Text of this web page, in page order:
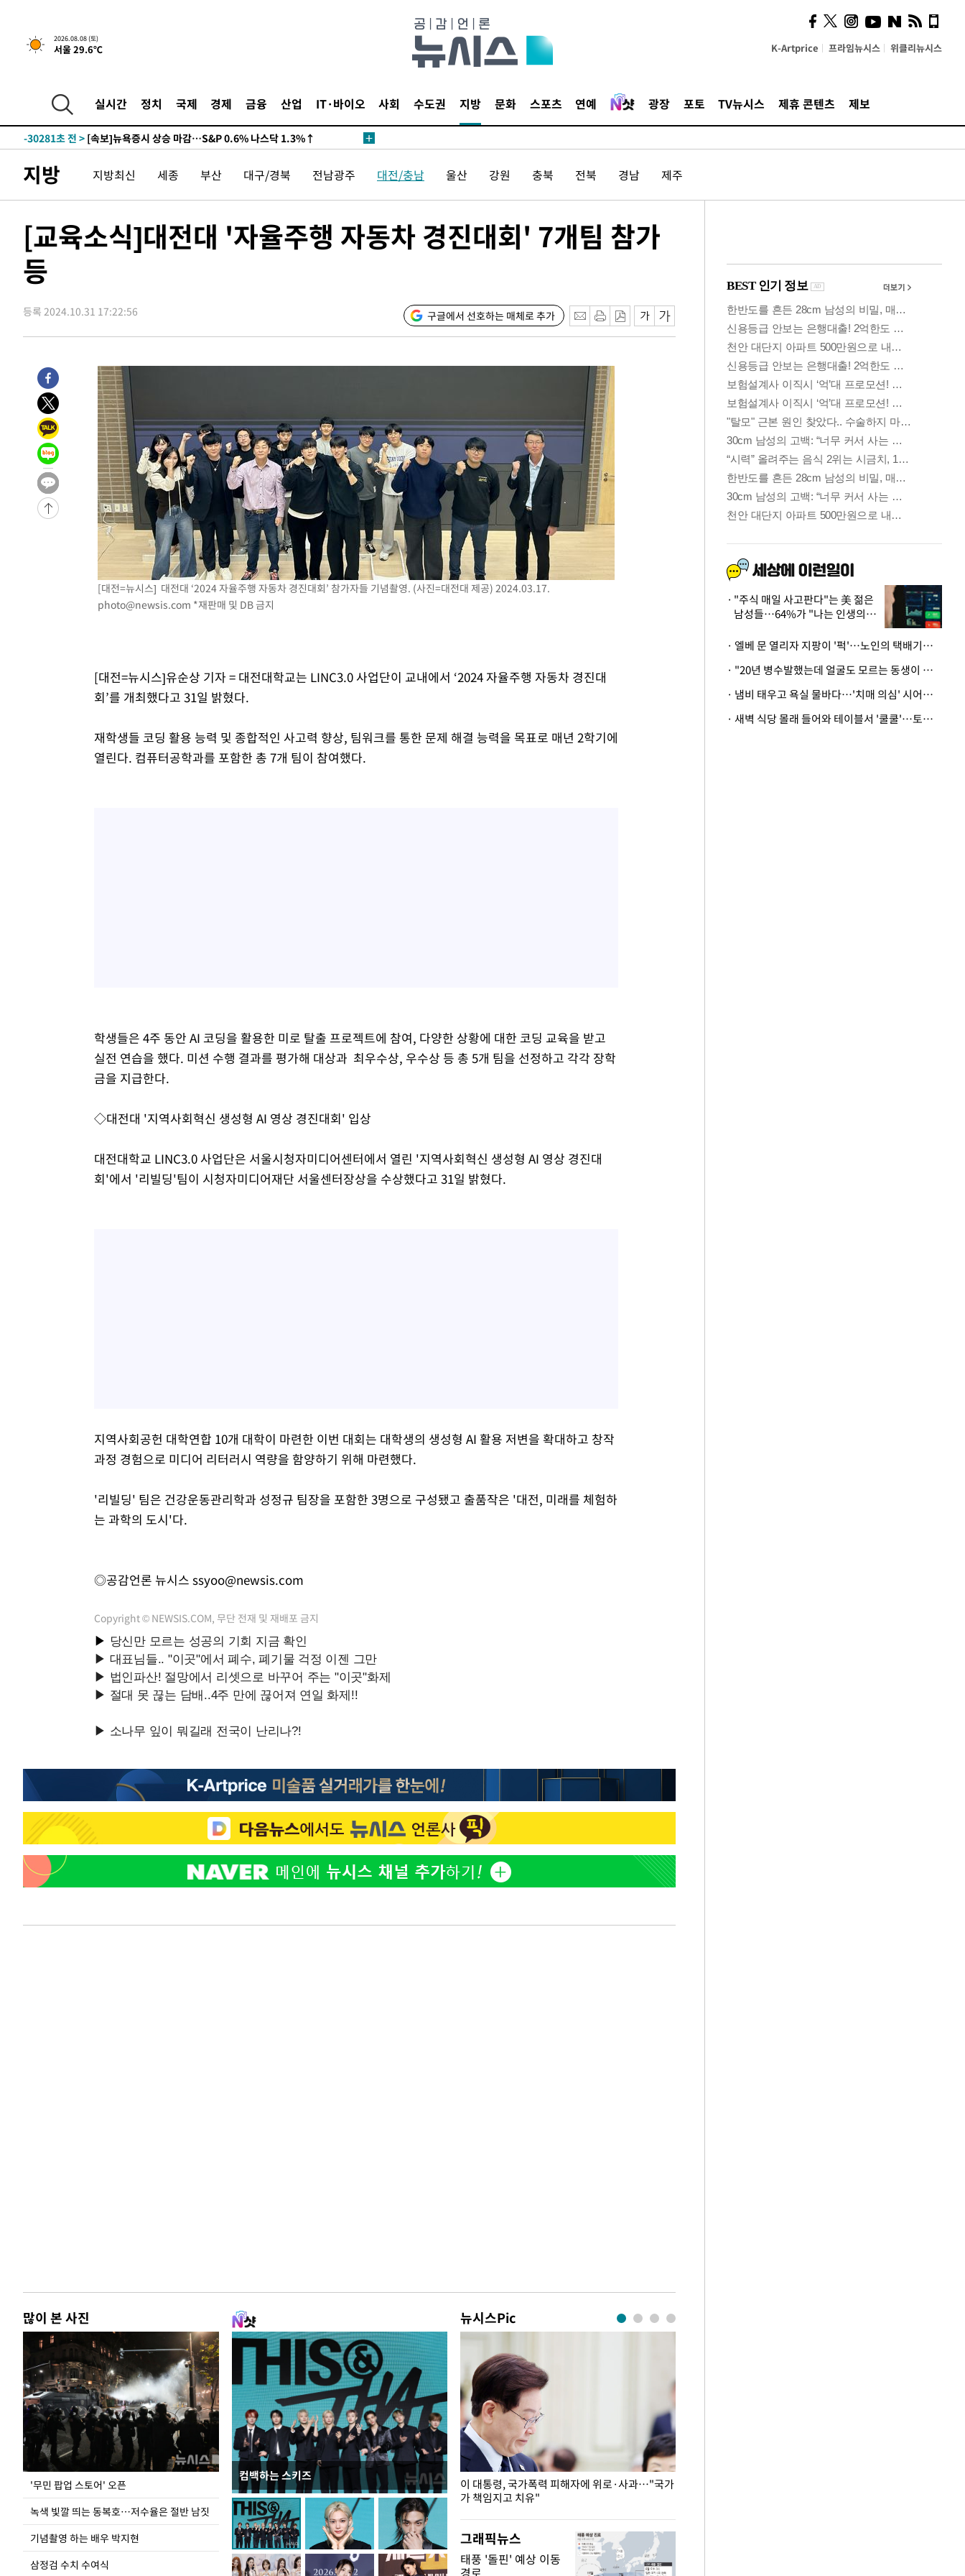
2026.08.08 (토)
서울 29.6℃ K-Artprice 프라임뉴시스 위클리뉴시스
실시간 정치 국제 경제 금융 산업 IT·바이오 사회 수도권 지방 문화 스포츠 연예 광장 포토 TV뉴시스 제휴 콘텐츠 제보
-30281초 전 > [속보]뉴욕증시 상승 마감…S&P 0.6% 나스닥 1.3%↑
지방 지방최신 세종 부산 대구/경북 전남광주 대전/충남 울산 강원 충북 전북 경남 제주
[교육소식]대전대 '자율주행 자동차 경진대회' 7개팀 참가
등
등록 2024.10.31 17:22:56 구글에서 선호하는 매체로 추가
[대전=뉴시스] 대전대 ‘2024 자율주행 자동차 경진대회’ 참가자들 기념촬영. (사진=대전대 제공) 2024.03.17.
photo@newsis.com *재판매 및 DB 금지
[대전=뉴시스]유순상 기자 = 대전대학교는 LINC3.0 사업단이 교내에서 ‘2024 자율주행 자동차 경진대
회’를 개최했다고 31일 밝혔다.
재학생들 코딩 활용 능력 및 종합적인 사고력 향상, 팀워크를 통한 문제 해결 능력을 목표로 매년 2학기에
열린다. 컴퓨터공학과를 포함한 총 7개 팀이 참여했다.
학생들은 4주 동안 AI 코딩을 활용한 미로 탈출 프로젝트에 참여, 다양한 상황에 대한 코딩 교육을 받고
실전 연습을 했다. 미션 수행 결과를 평가해 대상과 최우수상, 우수상 등 총 5개 팀을 선정하고 각각 장학
금을 지급한다.
◇대전대 '지역사회혁신 생성형 AI 영상 경진대회' 입상
대전대학교 LINC3.0 사업단은 서울시청자미디어센터에서 열린 '지역사회혁신 생성형 AI 영상 경진대
회'에서 '리빌딩'팀이 시청자미디어재단 서울센터장상을 수상했다고 31일 밝혔다.
지역사회공헌 대학연합 10개 대학이 마련한 이번 대회는 대학생의 생성형 AI 활용 저변을 확대하고 창작
과정 경험으로 미디어 리터러시 역량을 함양하기 위해 마련했다.
'리빌딩' 팀은 건강운동관리학과 성정규 팀장을 포함한 3명으로 구성됐고 출품작은 '대전, 미래를 체험하
는 과학의 도시'다.
◎공감언론 뉴시스 ssyoo@newsis.com
Copyright © NEWSIS.COM, 무단 전재 및 재배포 금지
많이 본 사진
'무민 팝업 스토어' 오픈
녹색 빛깔 띄는 동복호…저수율은 절반 남짓
기념촬영 하는 배우 박지현
삼정검 수치 수여식
컴백하는 스키즈
뉴시스Pic
지석천 뒤덮은 개구리밥
이 대통령, 국가폭력 피해자에 위로·사과…"국가
가 책임지고 치유"
그래픽뉴스
태풍 '돌핀' 예상 이동
경로
시, 스마트폰 액세서리에
NFC 더했다
"주식 매일 사고판다"는 美 젊은
남성들…64%가 "나는 인생의
· 엘베 문 열리자 지팡이 '퍽'…노인의 택배기사 폭행 이유
· "20년 병수발했는데 얼굴도 모르는 동생이 유산 절반을"…배다른 형제 상속권 있을까
· 냄비 태우고 욕실 물바다…'치매 의심' 시어머니 검사 권유했다가 '날벼락'
· 새벽 식당 몰래 들어와 테이블서 '쿨쿨'…토사물 남기고 사라진 남성